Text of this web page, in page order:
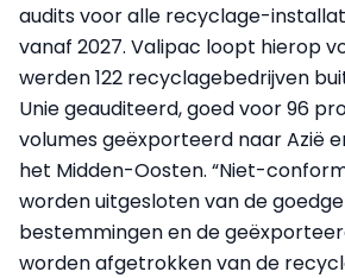
audits voor alle recyclage-
vanaf 2027. Valipac loopt hierop
werden 122 recyclagebedrijven
Unie geauditeerd, goed voor 96
volumes geëxporteerd naar Azië
het Midden-Oosten. “Niet-
worden uitgesloten van de
bestemmingen en de
worden afgetrokken van de